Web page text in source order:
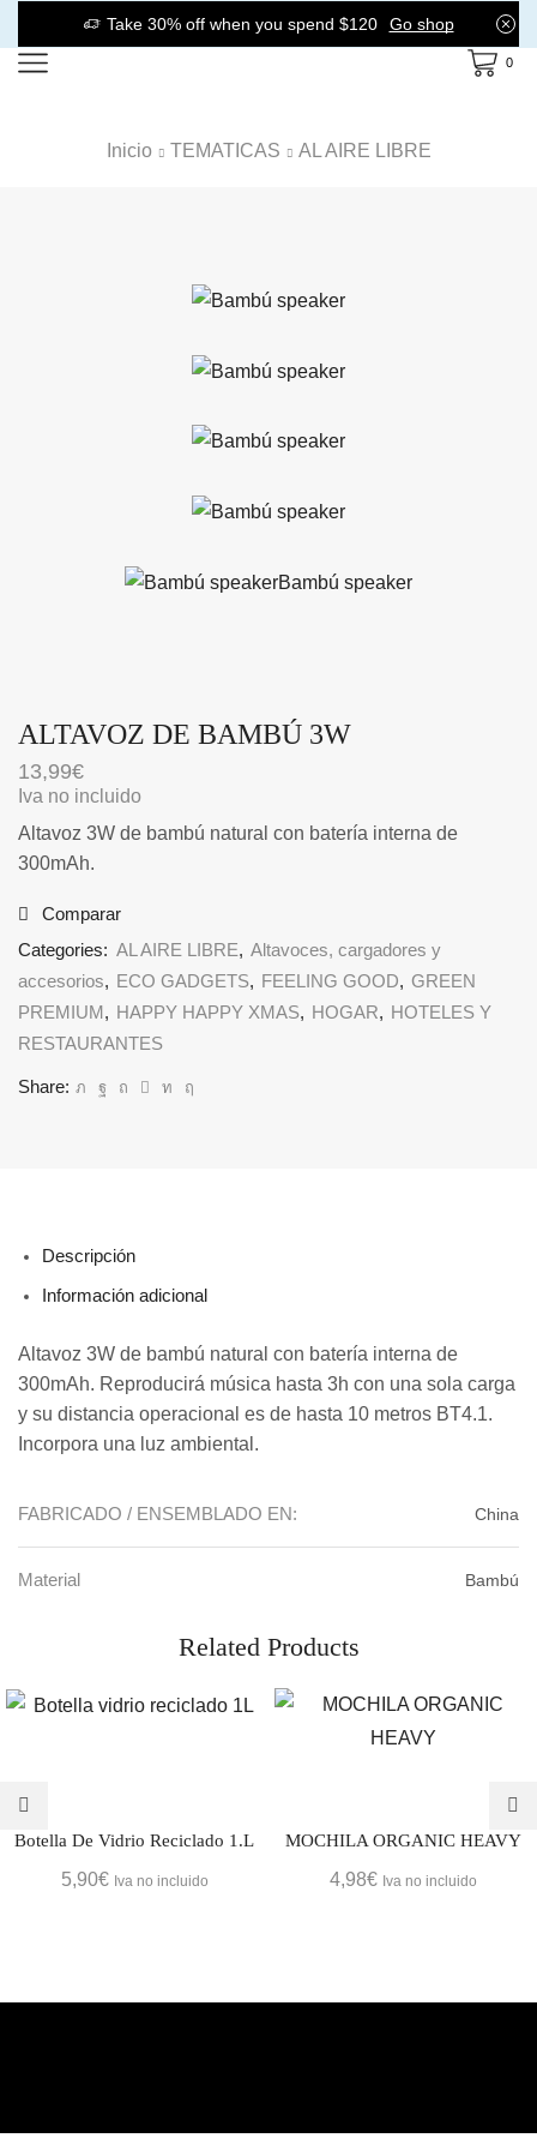
Take 30% off when you spend $120 Go shop
0
Inicio TEMATICAS AL AIRE LIBRE
ALTAVOZ DE BAMBÚ 3W
13,99€
Iva no incluido
Altavoz 3W de bambú natural con batería interna de
300mAh.
Comparar
Categories: AL AIRE LIBRE, Altavoces, cargadores y
accesorios, ECO GADGETS, FEELING GOOD, GREEN
PREMIUM , HAPPY HAPPY XMAS, HOGAR, HOTELES Y
RESTAURANTES
Share:
Descripción
Información adicional
Altavoz 3W de bambú natural con batería interna de
300mAh. Reproducirá música hasta 3h con una sola carga
y su distancia operacional es de hasta 10 metros BT4.1.
Incorpora una luz ambiental.
FABRICADO / ENSEMBLADO EN: China
Material Bambú
Related Products
Botella De Vidrio Reciclado 1.L
5,90€ Iva no incluido
MOCHILA ORGANIC HEAVY
4,98€ Iva no incluido